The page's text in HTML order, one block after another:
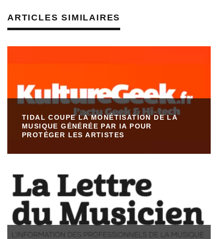
ARTICLES SIMILAIRES
TIDAL COUPE LA MONÉTISATION DE LA
MUSIQUE GÉNÉRÉE PAR IA POUR
PROTÉGER LES ARTISTES